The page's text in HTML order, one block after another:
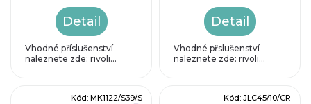
Detail
Vhodné příslušenství
naleznete zde: rivoli...
Detail
Vhodné přslušenství
naleznete zde: rivoli...
Kód: MK1122/S39/S Kód: JLC45/10/CR